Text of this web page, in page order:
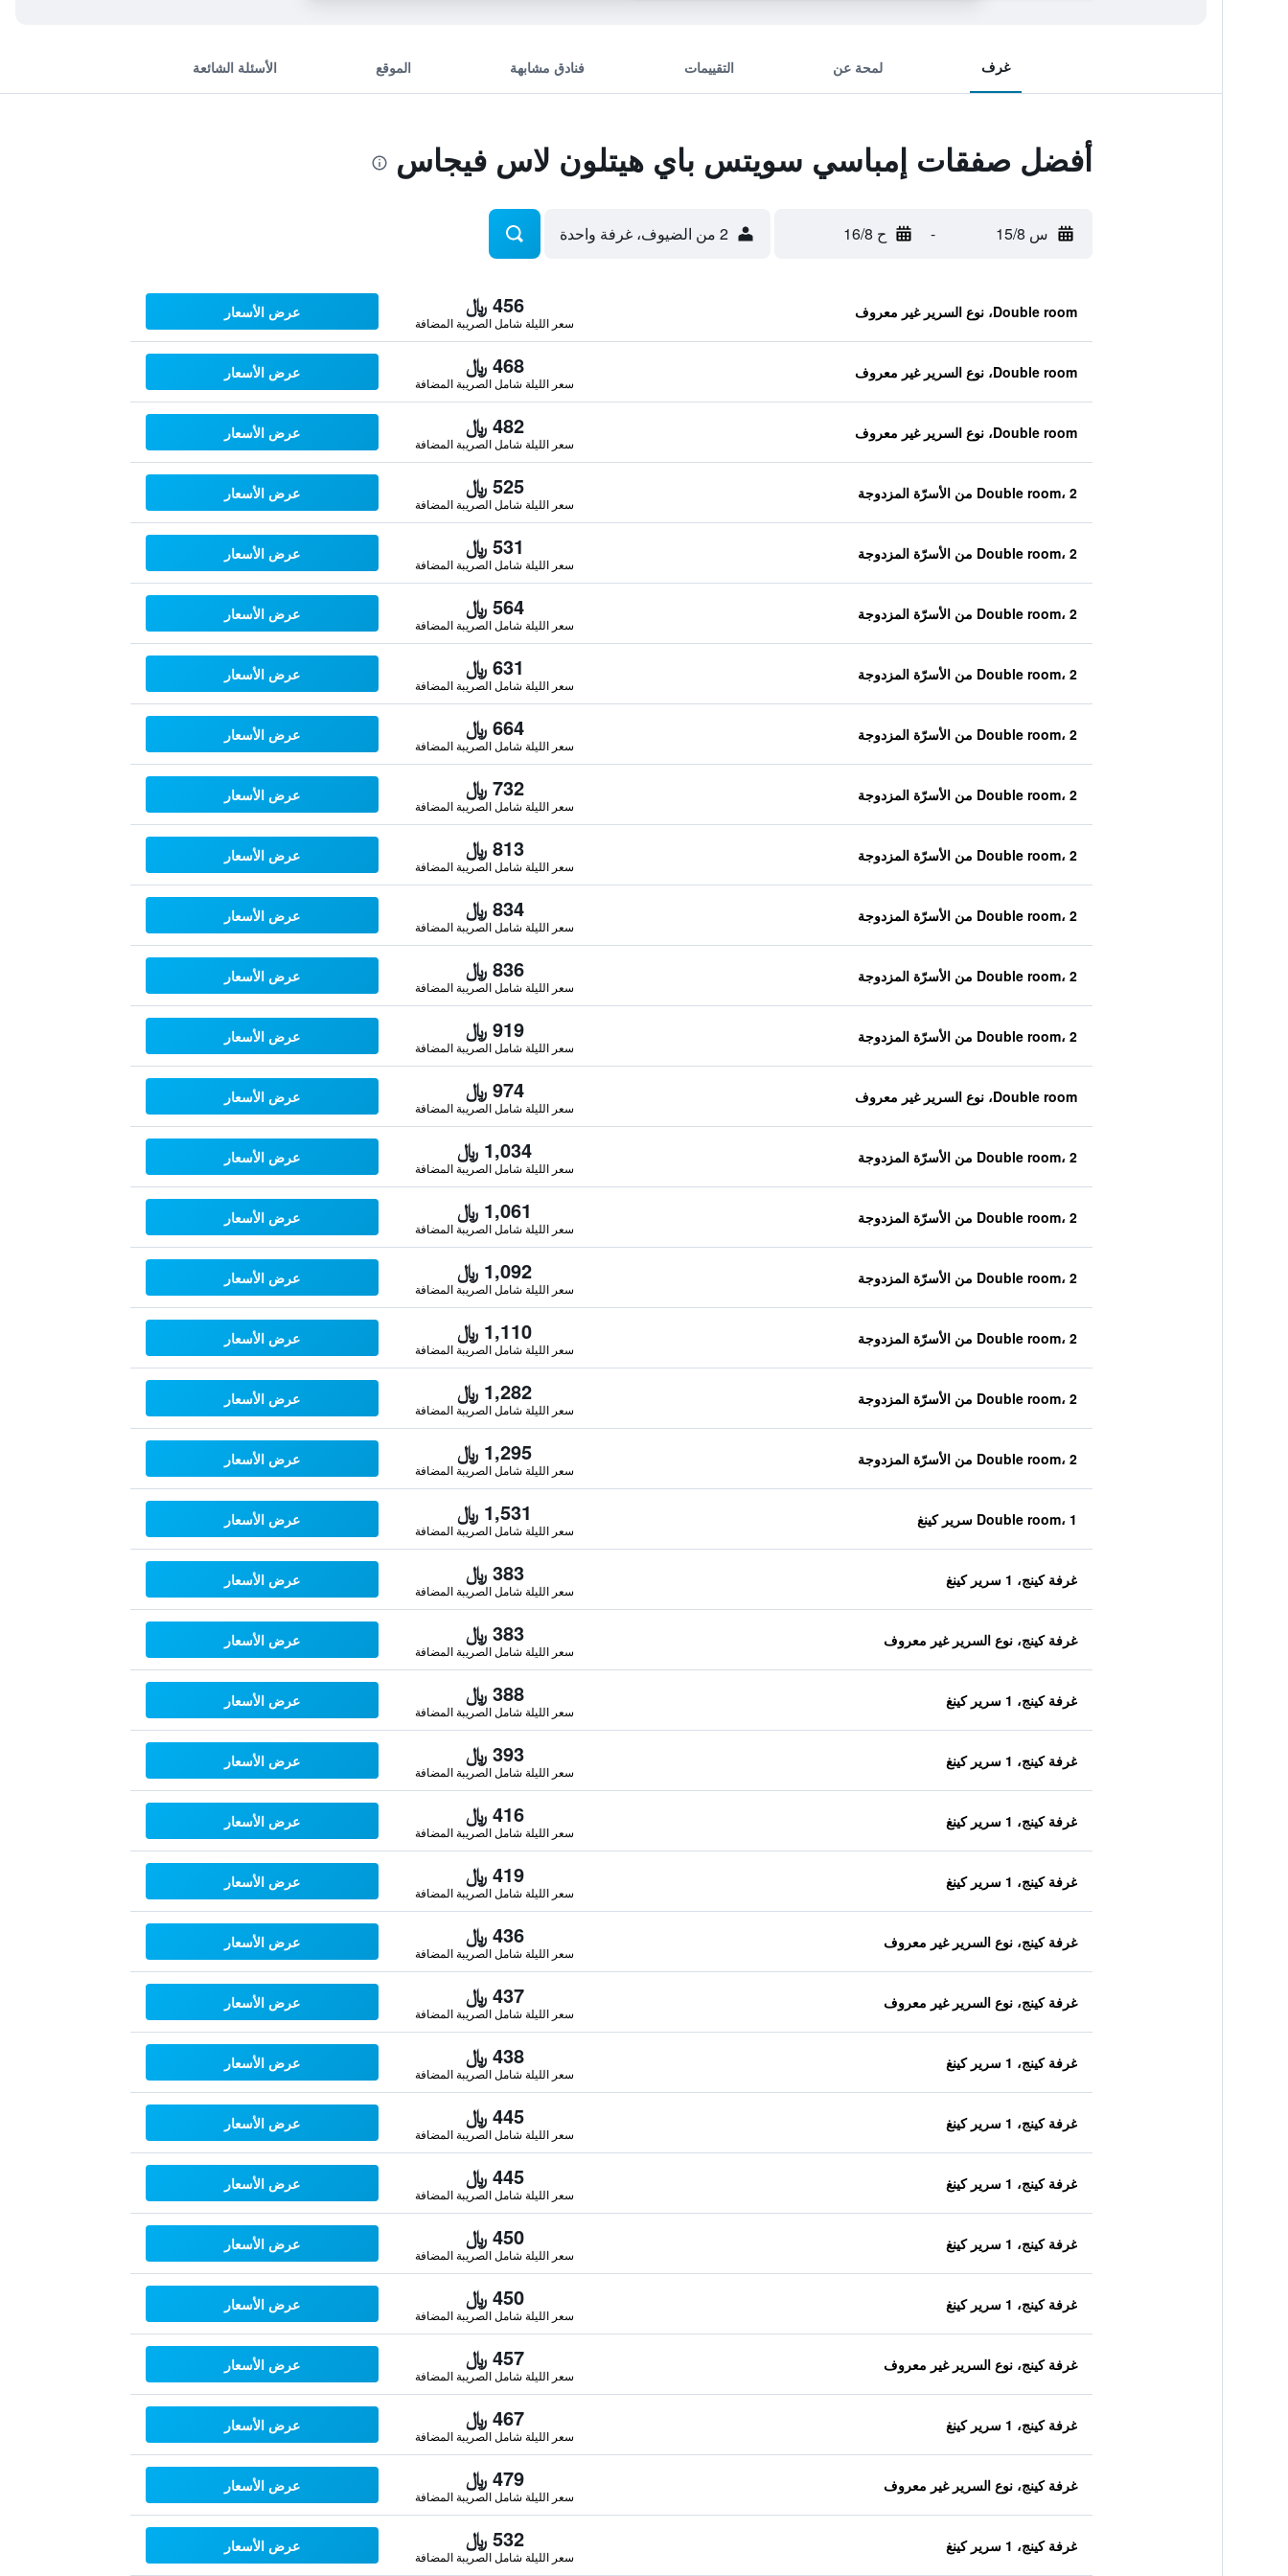
غرف لمحة عن التقييمات فنادق مشابهة الموقع الأسئلة الشائعة
أفضل صفقات إمباسي سويتس باي هيتلون لاس فيجاس
س 15/8 - ح 16/8 2 من الضيوف، غرفة واحدة
Double room، نوع السرير غير معروف 456 ﷼
سعر الليلة شامل الصريبة المضافة
عرض الأسعار
Double room، نوع السرير غير معروف 468 ﷼
سعر الليلة شامل الصريبة المضافة
عرض الأسعار
Double room، نوع السرير غير معروف 482 ﷼
سعر الليلة شامل الصريبة المضافة
عرض الأسعار
Double room، 2 من الأسرّة المزدوجة 525 ﷼
سعر الليلة شامل الصريبة المضافة
عرض الأسعار
Double room، 2 من الأسرّة المزدوجة 531 ﷼
سعر الليلة شامل الصريبة المضافة
عرض الأسعار
Double room، 2 من الأسرّة المزدوجة 564 ﷼
سعر الليلة شامل الصريبة المضافة
عرض الأسعار
Double room، 2 من الأسرّة المزدوجة 631 ﷼
سعر الليلة شامل الصريبة المضافة
عرض الأسعار
Double room، 2 من الأسرّة المزدوجة 664 ﷼
سعر الليلة شامل الصريبة المضافة
عرض الأسعار
Double room، 2 من الأسرّة المزدوجة 732 ﷼
سعر الليلة شامل الصريبة المضافة
عرض الأسعار
Double room، 2 من الأسرّة المزدوجة 813 ﷼
سعر الليلة شامل الصريبة المضافة
عرض الأسعار
Double room، 2 من الأسرّة المزدوجة 834 ﷼
سعر الليلة شامل الصريبة المضافة
عرض الأسعار
Double room، 2 من الأسرّة المزدوجة 836 ﷼
سعر الليلة شامل الصريبة المضافة
عرض الأسعار
Double room، 2 من الأسرّة المزدوجة 919 ﷼
سعر الليلة شامل الصريبة المضافة
عرض الأسعار
Double room، نوع السرير غير معروف 974 ﷼
سعر الليلة شامل الصريبة المضافة
عرض الأسعار
Double room، 2 من الأسرّة المزدوجة 1,034 ﷼
سعر الليلة شامل الصريبة المضافة
عرض الأسعار
Double room، 2 من الأسرّة المزدوجة 1,061 ﷼
سعر الليلة شامل الصريبة المضافة
عرض الأسعار
Double room، 2 من الأسرّة المزدوجة 1,092 ﷼
سعر الليلة شامل الصريبة المضافة
عرض الأسعار
Double room، 2 من الأسرّة المزدوجة 1,110 ﷼
سعر الليلة شامل الصريبة المضافة
عرض الأسعار
Double room، 2 من الأسرّة المزدوجة 1,282 ﷼
سعر الليلة شامل الصريبة المضافة
عرض الأسعار
Double room، 2 من الأسرّة المزدوجة 1,295 ﷼
سعر الليلة شامل الصريبة المضافة
عرض الأسعار
Double room، 1 سرير كينغ 1,531 ﷼
سعر الليلة شامل الصريبة المضافة
عرض الأسعار
غرفة كينج، 1 سرير كينغ 383 ﷼
سعر الليلة شامل الصريبة المضافة
عرض الأسعار
غرفة كينج، نوع السرير غير معروف 383 ﷼
سعر الليلة شامل الصريبة المضافة
عرض الأسعار
غرفة كينج، 1 سرير كينغ 388 ﷼
سعر الليلة شامل الصريبة المضافة
عرض الأسعار
غرفة كينج، 1 سرير كينغ 393 ﷼
سعر الليلة شامل الصريبة المضافة
عرض الأسعار
غرفة كينج، 1 سرير كينغ 416 ﷼
سعر الليلة شامل الصريبة المضافة
عرض الأسعار
غرفة كينج، 1 سرير كينغ 419 ﷼
سعر الليلة شامل الصريبة المضافة
عرض الأسعار
غرفة كينج، نوع السرير غير معروف 436 ﷼
سعر الليلة شامل الصريبة المضافة
عرض الأسعار
غرفة كينج، نوع السرير غير معروف 437 ﷼
سعر الليلة شامل الصريبة المضافة
عرض الأسعار
غرفة كينج، 1 سرير كينغ 438 ﷼
سعر الليلة شامل الصريبة المضافة
عرض الأسعار
غرفة كينج، 1 سرير كينغ 445 ﷼
سعر الليلة شامل الصريبة المضافة
عرض الأسعار
غرفة كينج، 1 سرير كينغ 445 ﷼
سعر الليلة شامل الصريبة المضافة
عرض الأسعار
غرفة كينج، 1 سرير كينغ 450 ﷼
سعر الليلة شامل الصريبة المضافة
عرض الأسعار
غرفة كينج، 1 سرير كينغ 450 ﷼
سعر الليلة شامل الصريبة المضافة
عرض الأسعار
غرفة كينج، نوع السرير غير معروف 457 ﷼
سعر الليلة شامل الصريبة المضافة
عرض الأسعار
غرفة كينج، 1 سرير كينغ 467 ﷼
سعر الليلة شامل الصريبة المضافة
عرض الأسعار
غرفة كينج، نوع السرير غير معروف 479 ﷼
سعر الليلة شامل الصريبة المضافة
عرض الأسعار
غرفة كينج، 1 سرير كينغ 532 ﷼
سعر الليلة شامل الصريبة المضافة
عرض الأسعار